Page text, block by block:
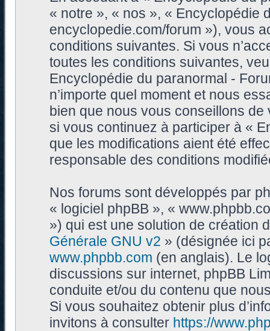
« notre », « nos », « Encyclopédie
encyclopedie.com/forum »), vous
conditions suivantes. Si vous
toutes les conditions suivantes,
Encyclopédie du paranormal -
n’importe quel moment et nous
bien que nous vous conseillons
si vous continuez à participer à «
que les modifications aient été
responsable des conditions
Nos forums sont développés par
« logiciel phpBB », «
») qui est une solution de création
Générale GNU v2 » (désignée ici
www.phpbb.com (en anglais). Le
discussions sur internet, phpBB
conduite et/ou du contenu que
Si vous souhaitez obtenir plus
invitons à consulter https://